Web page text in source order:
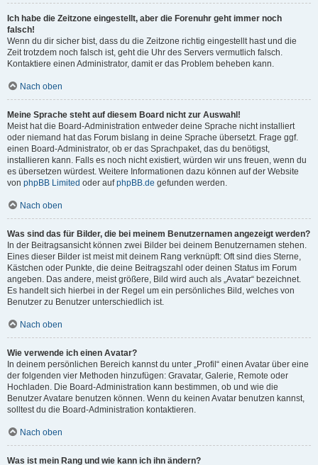
Ich habe die Zeitzone eingestellt, aber die Forenuhr geht immer noch
falsch!
Wenn du dir sicher bist, dass du die Zeitzone richtig eingestellt hast und die
Zeit trotzdem noch falsch ist, geht die Uhr des Servers vermutlich falsch.
Kontaktiere einen Administrator, damit er das Problem beheben kann.
Nach oben
Meine Sprache steht auf diesem Board nicht zur Auswahl!
Meist hat die Board-Administration entweder deine Sprache nicht installiert
oder niemand hat das Forum bislang in deine Sprache übersetzt. Frage ggf.
einen Board-Administrator, ob er das Sprachpaket, das du benötigst,
installieren kann. Falls es noch nicht existiert, würden wir uns freuen, wenn du
es übersetzen würdest. Weitere Informationen dazu können auf der Website
von phpBB Limited oder aufphpBB.de gefunden werden.
Nach oben
Was sind das für Bilder, die bei meinem Benutzernamen angezeigt werden?
In der Beitragsansicht können zwei Bilder bei deinem Benutzernamen stehen.
Eines dieser Bilder ist meist mit deinem Rang verknüpft: Oft sind dies Sterne,
Kästchen oder Punkte, die deine Beitragszahl oder deinen Status im Forum
angeben. Das andere, meist größere, Bild wird auch als „Avatar“ bezeichnet.
Es handelt sich hierbei in der Regel um ein persönliches Bild, welches von
Benutzer zu Benutzer unterschiedlich ist.
Nach oben
Wie verwende ich einen Avatar?
In deinem persönlichen Bereich kannst du unter „Profil“ einen Avatar über eine
der folgenden vier Methoden hinzufügen: Gravatar, Galerie, Remote oder
Hochladen. Die Board-Administration kann bestimmen, ob und wie die
Benutzer Avatare benutzen können. Wenn du keinen Avatar benutzen kannst,
solltest du die Board-Administration kontaktieren.
Nach oben
Was ist mein Rang und wie kann ich ihn ändern?